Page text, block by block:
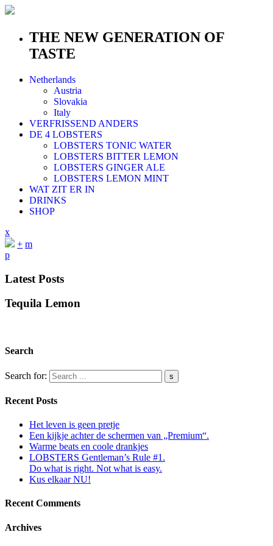
THE NEW GENERATION OF
TASTE
Netherlands
Austria
Slovakia
Italy
VERFRISSEND ANDERS
DE 4 LOBSTERS
LOBSTERS TONIC WATER
LOBSTERS BITTER LEMON
LOBSTERS GINGER ALE
LOBSTERS LEMON MINT
WAT ZIT ER IN
DRINKS
SHOP
x
+ m
p
Latest Posts
Tequila Lemon
Search
Search for:
Recent Posts
Het leven is geen pretje
Een kijkje achter de schermen van „Premium“.
Warme beats en coole drankjes
LOBSTERS Gentleman’s Rule #1.
Do what is right. Not what is easy.
Kus elkaar NU!
Recent Comments
Archives